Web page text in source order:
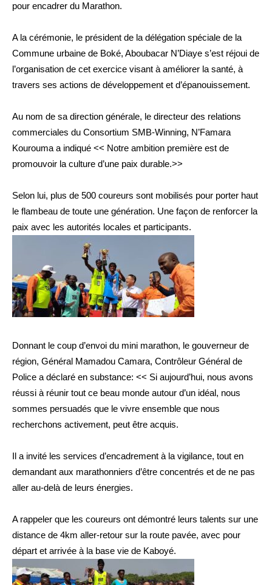
pour encadrer du Marathon.
A la cérémonie, le président de la délégation spéciale de la
Commune urbaine de Boké, Aboubacar N’Diaye s’est réjoui de
l’organisation de cet exercice visant à améliorer la santé, à
travers ses actions de développement et d’épanouissement.
Au nom de sa direction générale, le directeur des relations
commerciales du Consortium SMB-Winning, N’Famara
Kourouma a indiqué << Notre ambition première est de
promouvoir la culture d’une paix durable.>>
Selon lui, plus de 500 coureurs sont mobilisés pour porter haut
le flambeau de toute une génération. Une façon de renforcer la
paix avec les autorités locales et participants.
Donnant le coup d’envoi du mini marathon, le gouverneur de
région, Général Mamadou Camara, Contrôleur Général de
Police a déclaré en substance: << Si aujourd’hui, nous avons
réussi à réunir tout ce beau monde autour d’un idéal, nous
sommes persuadés que le vivre ensemble que nous
recherchons activement, peut être acquis.
Il a invité les services d’encadrement à la vigilance, tout en
demandant aux marathonniers d’être concentrés et de ne pas
aller au-delà de leurs énergies.
A rappeler que les coureurs ont démontré leurs talents sur une
distance de 4km aller-retour sur la route pavée, avec pour
départ et arrivée à la base vie de Kaboyé.